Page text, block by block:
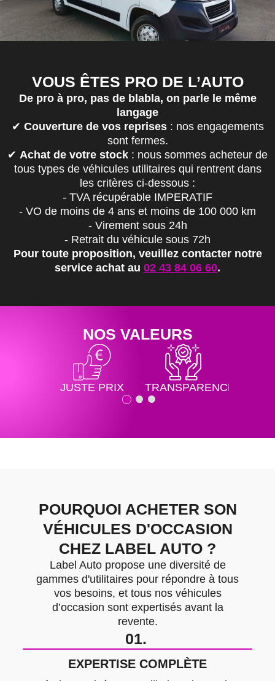
VOUS ÊTES PRO DE L’AUTO
De pro à pro, pas de blabla, on parle le même
langage
✔ Couverture de vos reprises: nos engagements
sont fermes.
✔ Achat de votre stock : nous sommes acheteur de
tous types de véhicules utilitaires qui rentrent dans
les critères ci-dessous :
- TVA récupérable IMPERATIF
- VO de moins de 4 ans et moins de 100 000 km
- Virement sous 24h
- Retrait du véhicule sous 72h
Pour toute proposition, veuillez contacter notre
service achat au 02 43 84 06 60.
NOS VALEURS
JUSTE PRIX TRANSPARENCE
2 3
POURQUOI ACHETER SON
VÉHICULES D'OCCASION
CHEZ LABEL AUTO ?
Label Auto propose une diversité de
gammes d'utilitaires pour répondre à tous
vos besoins, et tous nos véhicules
d’occasion sont expertisés avant la
revente.
01.
EXPERTISE COMPLÈTE